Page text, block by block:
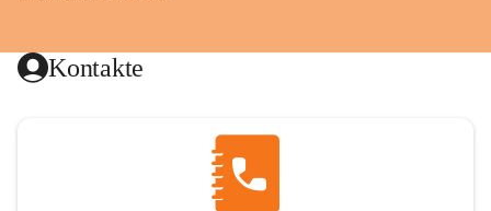
Kontakte